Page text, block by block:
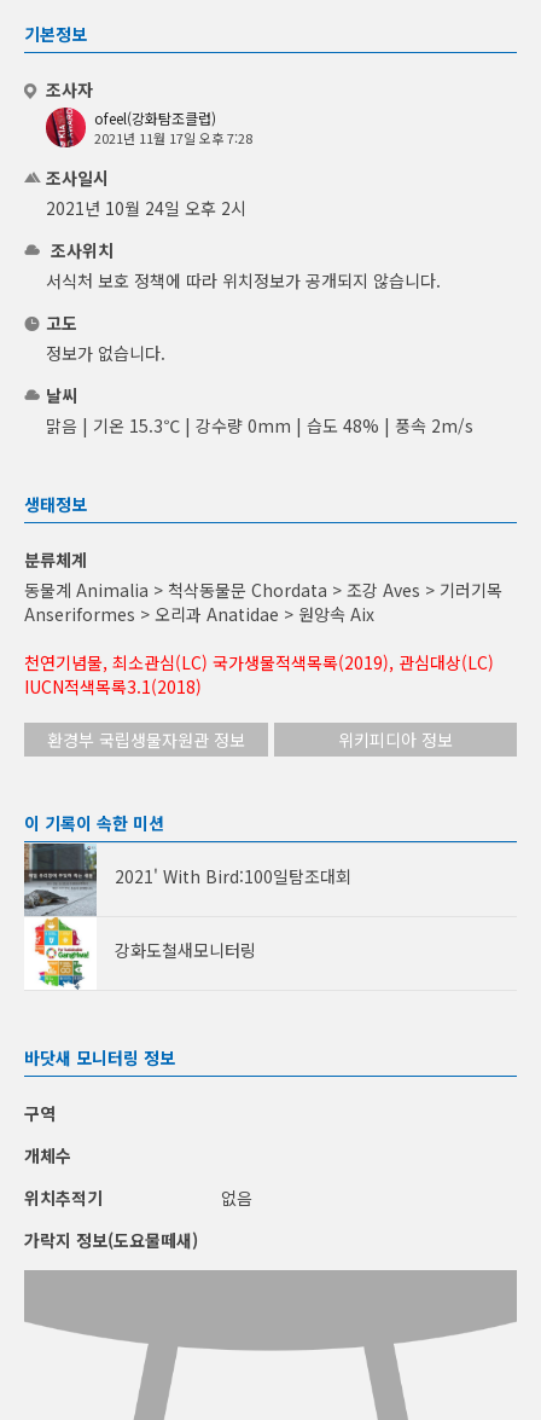
기본정보
조사자
ofeel(강화탐조클럽)
2021년 11월 17일 오후 7:28
조사일시
2021년 10월 24일 오후 2시
조사위치
서식처 보호 정책에 따라 위치정보가 공개되지 않습니다.
고도
정보가 없습니다.
날씨
맑음 | 기온 15.3℃ | 강수량 0mm | 습도 48% | 풍속 2m/s
생태정보
분류체계
동물계 Animalia > 척삭동물문 Chordata > 조강 Aves > 기러기목
Anseriformes > 오리과 Anatidae > 원앙속 Aix
천연기념물, 최소관심(LC) 국가생물적색목록(2019), 관심대상(LC)
IUCN적색목록3.1(2018)
환경부 국립생물자원관 정보 위키피디아 정보
이 기록이 속한 미션
2021' With Bird:100일탐조대회
강화도철새모니터링
바닷새 모니터링 정보
구역
개체수
위치추적기
없음
가락지 정보(도요물떼새)